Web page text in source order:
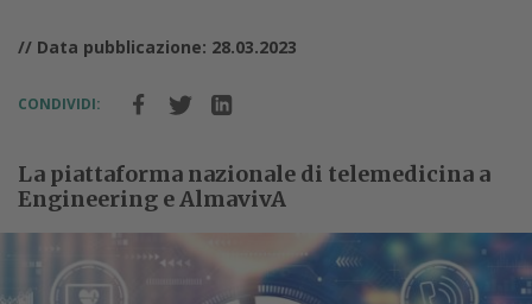
// Data pubblicazione: 28.03.2023
CONDIVIDI:
La piattaforma nazionale di telemedicina a
Engineering e AlmavivA